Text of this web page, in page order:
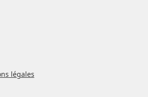
légales